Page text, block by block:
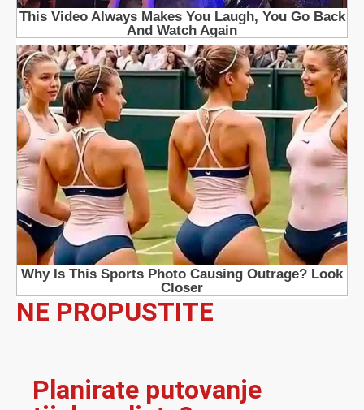
NE PROPUSTITE
Planirate putovanje